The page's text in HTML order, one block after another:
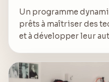
Un programme
prêts à maîtriser des
et à développer leur